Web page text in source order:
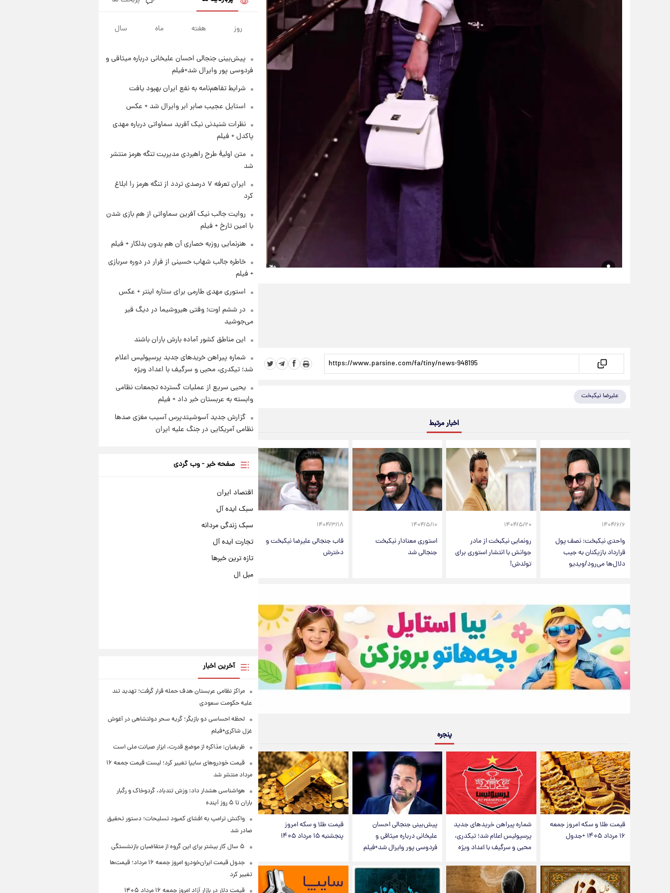
علیرضا نیکبخت
اخبار مرتبط
۱۴۰۴/۶/۶
واحدی نیکبخت: نصف پول
قرارداد بازیکنان به جیب
دلال‌‌ها می‌رود/ویدیو
۱۴۰۴/۵/۲۰
رونمایی نیکبخت از مادر
جوانش با انتشار استوری برای
تولدش!
۱۴۰۴/۵/۱۰
استوری معنادار نیکبخت
جنجالی شد
۱۴۰۴/۳/۱۸
قاب جنجالی علیرضا نیکبخت و
دخترش
پنجره
قیمت طلا و سکه امروز جمعه
۱۶ مرداد ۱۴۰۵ +جدول
شماره پیراهن خریدهای جدید
پرسپولیس اعلام شد؛ تیکدری،
محبی و سرگیف با اعداد ویژه
پیش‌بینی جنجالی احسان
علیخانی درباره میثاقی و
فردوسی پور وایرال شد+فیلم
قیمت طلا و سکه امروز
پنجشنبه ۱۵ مرداد ۱۴۰۵
شارژ جدید کالابرگ برای سه
دهک؛ جزئیات اعلام شد
۱ روز پیش
سهند و ساینا با اقساط بلندمدت +
جدول۱ روز پیش
سیگنال‌های جدید برای بازار طلا؛
پیش‌بینی قیمت سکه و طلا فردا
فال حافظ پنجشنبه ۱۵ مرداد ماه
۱۴۰۵
روز هفته ماه سال
پیش‌بینی جنجالی احسان علیخانی درباره میثاقی و
فردوسی پور وایرال شد+فیلم
شرایط تفاهم‌نامه به نفع ایران بهبود یافت
استایل عجیب صابر ابر وایرال شد + عکس
نظرات شنیدنی نیک آفرید سماواتی درباره مهدی
پاکدل + فیلم
متن اولیۀ طرح راهبردی مدیریت تنگه هرمز منتشر
شد
ایران تعرفه ۷ درصدی تردد از تنگه هرمز را ابلاغ
کرد
روایت جالب نیک آفرین سماواتی از هم بازی شدن
با امین تارخ + فیلم
هنرنمایی روزبه حصاری آن هم بدون بدلکار + فیلم
خاطره جالب شهاب حسینی از فرار در دوره سربازی
+ فیلم
استوری مهدی طارمی برای ستاره اینتر + عکس
در ششم اوت؛ وقتی هیروشیما در دیگ قیر
می‌جوشید
این مناطق کشور آماده بارش باران باشند
شماره پیراهن خریدهای جدید پرسپولیس اعلام
شد؛ تیکدری، محبی و سرگیف با اعداد ویژه
یحیی سریع از عملیات گسترده تجمعات نظامی
وابسته به عربستان خبر داد + فیلم
گزارش جدید آسوشیتدپرس آسیب مغزی صدها
نظامی آمریکایی در جنگ علیه ایران
صفحه خبر - وب گردی
اقتصاد ایران
سبک ایده آل
سبک زندگی مردانه
تجارت ایده آل
تازه ترین خبرها
مبل ال
آخرین اخبار
مراکز نظامی عربستان هدف حمله قرار گرفت؛ تهدید تند
علیه حکومت سعودی
لحظه احساسی دو بازیگر؛ گریه سحر دولتشاهی در آغوش
غزل شاکری+فیلم
ظریفیان: مذاکره از موضع قدرت، ابزار صیانت ملی است
قیمت خودروهای سایپا تغییر کرد؛ لیست قیمت جمعه ۱۶
مرداد منتشر شد
هواشناسی هشدار داد: وزش تندباد، گردوخاک و رگبار
باران تا ۵ روز آینده
واکنش ترامپ به افشای کمبود تسلیحات؛ دستور تحقیق
صادر شد
۵ سال کار بیشتر برای این گروه از متقاضیان بازنشستگی
جدول قیمت ایران‌خودرو امروز جمعه ۱۶ مرداد؛ قیمت‌ها
تغییر کرد
قیمت دلار در بازار آزاد امروز جمعه ۱۶ مرداد ۱۴۰۵